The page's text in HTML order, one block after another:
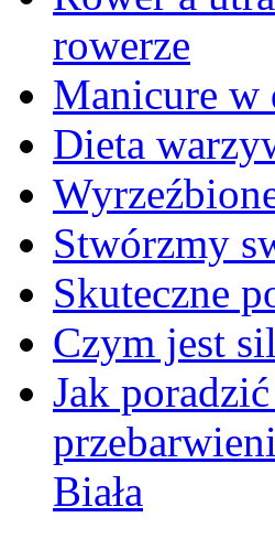
rowerze
Manicure w
Dieta
Stwórzmy
Skuteczne
Czym jest
Jak
Biała